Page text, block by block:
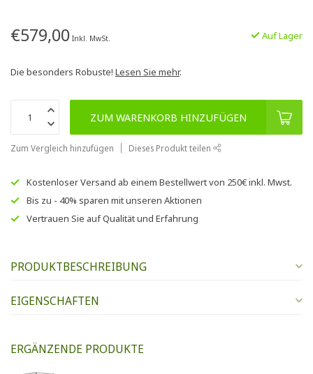
€579,00 Inkl. MwSt. Auf Lager
Die besonders Robuste! Lesen Sie mehr.
ZUM WARENKORB HINZUFÜGEN
Zum Vergleich hinzufügen Dieses Produkt teilen
Kostenloser Versand ab einem Bestellwert von 250€inkl. Mwst.
Bis zu - 40% sparen mit unseren Aktionen
Vertrauen Sie aufQualität und Erfahrung
PRODUKTBESCHREIBUNG
EIGENSCHAFTEN
ERGÄNZENDE PRODUKTE